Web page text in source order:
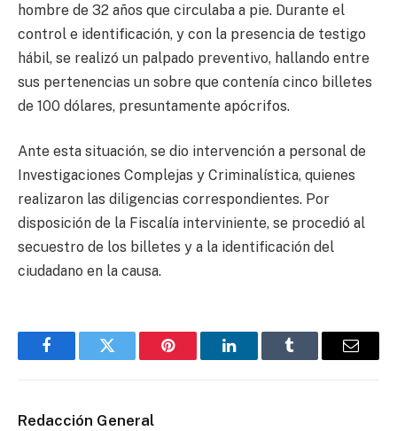
hombre de 32 años que circulaba a pie. Durante el
control e identificación, y con la presencia de testigo
hábil, se realizó un palpado preventivo, hallando entre
sus pertenencias un sobre que contenía cinco billetes
de 100 dólares, presuntamente apócrifos.
Ante esta situación, se dio intervención a personal de
Investigaciones Complejas y Criminalística, quienes
realizaron las diligencias correspondientes. Por
disposición de la Fiscalía interviniente, se procedió al
secuestro de los billetes y a la identificación del
ciudadano en la causa.
FacebookTwitter Pinterest LinkedInTumblr Email
Redacción General